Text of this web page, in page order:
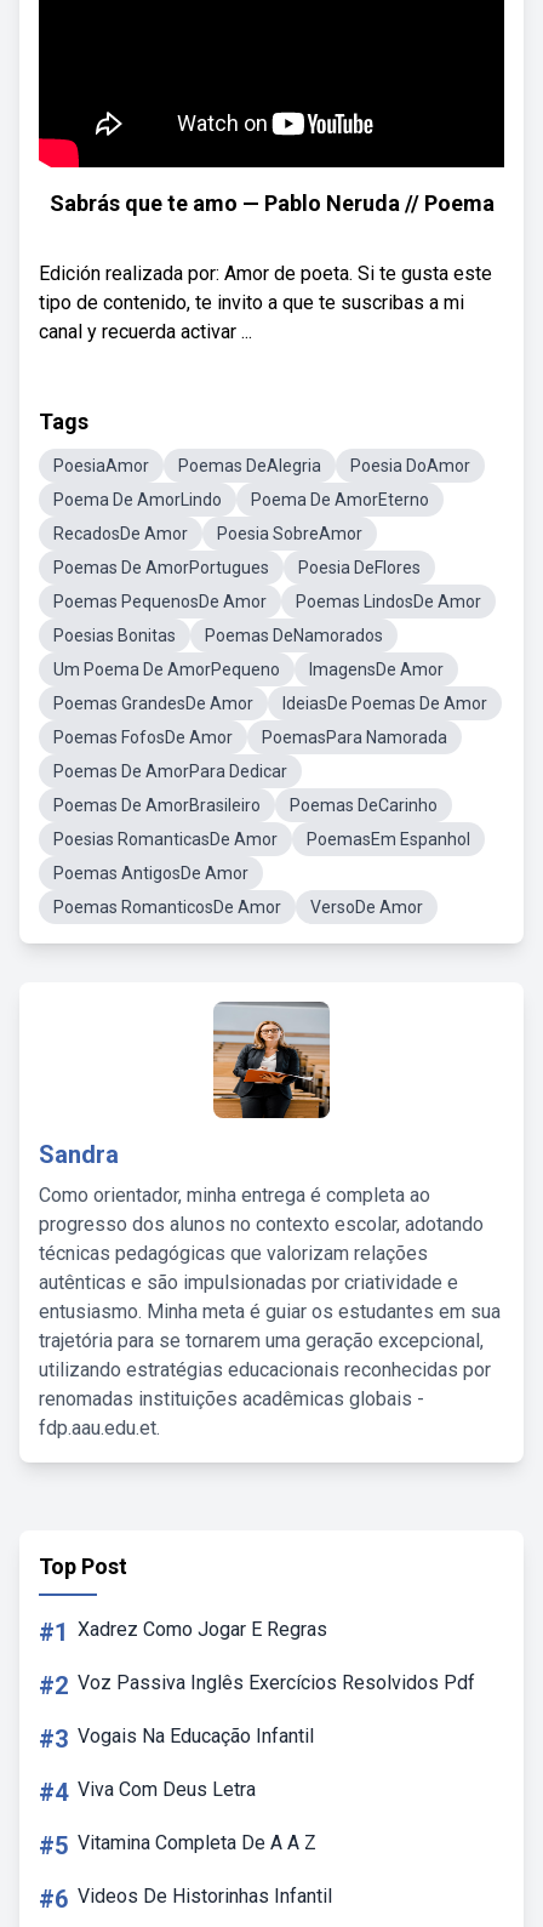
Sabrás que te amo — Pablo Neruda // Poema
Edición realizada por: Amor de poeta. Si te gusta este
tipo de contenido, te invito a que te suscribas a mi
canal y recuerda activar ...
Tags
PoesiaAmor Poemas DeAlegria
Poesia DoAmor
Poema De AmorLindo
Poema De AmorEterno
RecadosDe Amor
Poesia SobreAmor
Poemas De AmorPortugues
Poesia DeFlores
Poemas PequenosDe Amor
Poemas LindosDe Amor
Poesias Bonitas
Poemas DeNamorados
Um Poema De AmorPequeno
ImagensDe Amor
Poemas GrandesDe Amor
IdeiasDe Poemas De Amor
Poemas FofosDe Amor
PoemasPara Namorada
Poemas De AmorPara Dedicar
Poemas De AmorBrasileiro
Poemas DeCarinho
Poesias RomanticasDe Amor
PoemasEm Espanhol
Poemas AntigosDe Amor
Poemas RomanticosDe Amor
VersoDe Amor
Sandra
Como orientador, minha entrega é completa ao
progresso dos alunos no contexto escolar, adotando
técnicas pedagógicas que valorizam relações
autênticas e são impulsionadas por criatividade e
entusiasmo. Minha meta é guiar os estudantes em sua
trajetória para se tornarem uma geração excepcional,
utilizando estratégias educacionais reconhecidas por
renomadas instituições acadêmicas globais -
fdp.aau.edu.et.
Top Post
#1 Xadrez Como Jogar E Regras
#2 Voz Passiva Inglês Exercícios Resolvidos Pdf
#3 Vogais Na Educação Infantil
#4 Viva Com Deus Letra
#5 Vitamina Completa De A A Z
#6 Videos De Historinhas Infantil